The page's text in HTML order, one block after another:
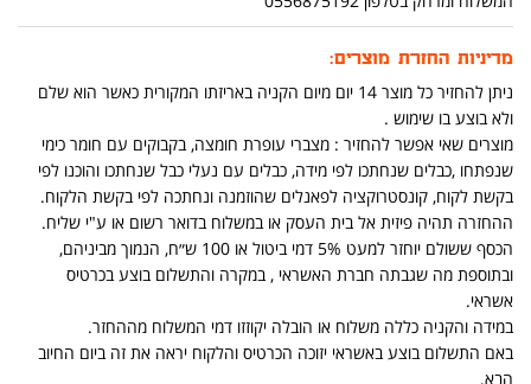
מדיניות החזרת מוצרים:
ניתן להחזיר כל מוצר 14 יום מיום הקניה באריזתו המקורית כאשר הוא שלם
ולא בוצע בו שימוש .
מוצרים שאי אפשר להחזיר : מצברי עופרת חומצה, בקבוקים עם חומר כימי
שנפתחו ,כבלים שנחתכו לפי מידה, כבלים עם נעלי כבל שנחתכו והוכנו לפי
בקשת לקוח, קונסטרוקציה לפאנלים שהוזמנה ונחתכה לפי בקשת הלקוח.
ההחזרה תהיה פיזית אל בית העסק או במשלוח בדואר רשום או ע"י שליח.
הכסף ששולם יוחזר למעט 5% דמי ביטול או 100 ש״ח, הנמוך מביניהם,
ובתוספת מה שגבתה חברת האשראי , במקרה והתשלום בוצע בכרטיס
אשראי.
במידה והקניה כללה משלוח או הובלה יקוזזו דמי המשלוח מההחזר.
באם התשלום בוצע באשראי יזוכה הכרטיס והלקוח יראה את זה ביום החיוב
הבא.